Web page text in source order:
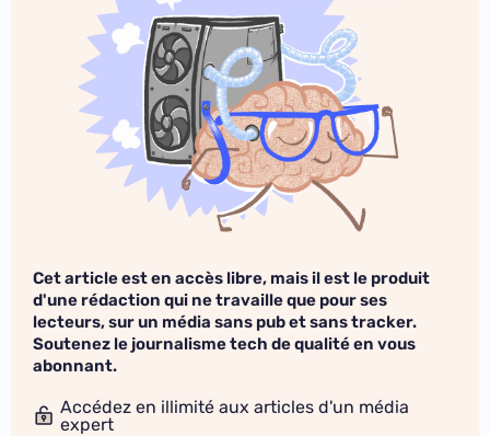
Cet article est en accès libre, mais il est le produit
d'une rédaction qui ne travaille que pour ses
lecteurs, sur un média sans pub et sans tracker.
Soutenez le journalisme tech de qualité en vous
abonnant.
Accédez en illimité aux articles d'un média
expert